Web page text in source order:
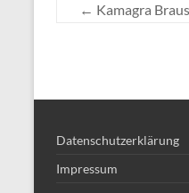
← Kamagra
Datenschutzerklärung
Impressum